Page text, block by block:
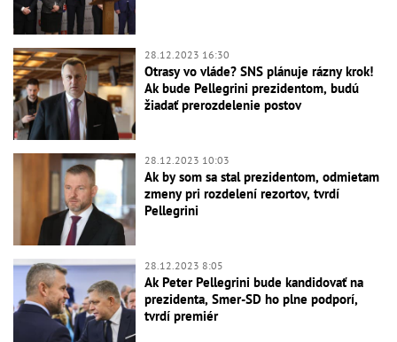
28.12.2023 16:30
Otrasy vo vláde? SNS plánuje rázny krok!
Ak bude Pellegrini prezidentom, budú
žiadať prerozdelenie postov
28.12.2023 10:03
Ak by som sa stal prezidentom, odmietam
zmeny pri rozdelení rezortov, tvrdí
Pellegrini
28.12.2023 8:05
Ak Peter Pellegrini bude kandidovať na
prezidenta, Smer-SD ho plne podporí,
tvrdí premiér